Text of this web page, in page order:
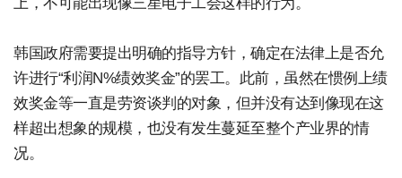
韩国政府需要提出明确的指导方针，确定在法律上是否允
许进行“利润N%绩效奖金”的罢工。此前，虽然在惯例上绩
效奖金等一直是劳资谈判的对象，但并没有达到像现在这
样超出想象的规模，也没有发生蔓延至整个产业界的情
况。